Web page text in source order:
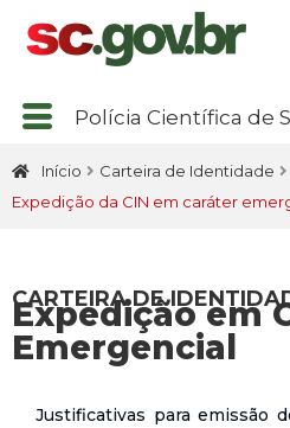
Polícia Científica de
Início
Carteira de Identidade
Expedição da CIN em caráter
CARTEIRA DE
Expedição em
Emergencial
Justificativas para emissão